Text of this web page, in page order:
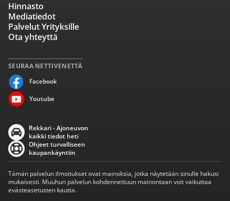
SEURAA NETTIVENETTÄ
Facebook
Youtube
Hinnasto
Mediatiedot
Palvelut Yrityksille
Ota yhteyttä
Rekkari - Ajoneuvon
kaikki tiedot heti
Ohjeet turvalliseen
kaupankäyntiin
Tämän palvelun ilmoitukset ovat mainoksia, jotka näytetään sinulle hakusi
mukaisesti. Muuhun palvelun kohdennettuun mainontaan voit vaikuttaa
evästeasetusten kautta.